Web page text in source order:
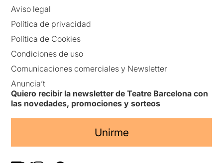
Aviso legal
Política de privacidad
Política de Cookies
Condiciones de uso
Comunicaciones comerciales y Newsletter
Anuncia’t
Quiero recibir la newsletter de Teatre Barcelona con
las novedades, promociones y sorteos
Unirme